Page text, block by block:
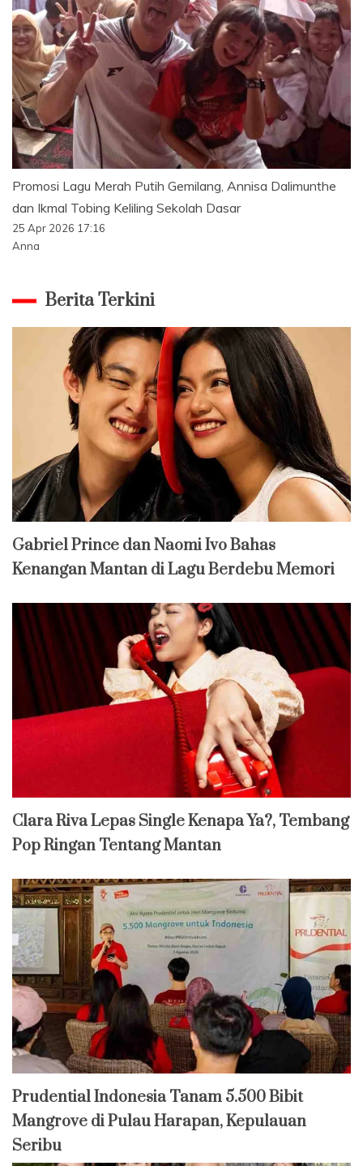
Promosi Lagu Merah Putih Gemilang, Annisa Dalimunthe
dan Ikmal Tobing Keliling Sekolah Dasar
25 Apr 2026 17:16
Anna
Berita Terkini
Gabriel Prince dan Naomi Ivo Bahas
Kenangan Mantan di Lagu Berdebu Memori
Clara Riva Lepas Single Kenapa Ya?, Tembang
Pop Ringan Tentang Mantan
Prudential Indonesia Tanam 5.500 Bibit
Mangrove di Pulau Harapan, Kepulauan
Seribu